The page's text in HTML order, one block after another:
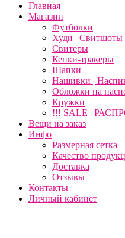
Главная
Магазин
Футболки
Худи | Свитшоты
Свитеры
Кепки-тракеры
Шапки
Нашивки |
Обложки на
Кружки
!!! SALE |
Вещи на заказ
Инфо
Размерная сетка
Качество
Доставка
Отзывы
Контакты
Личный кабинет